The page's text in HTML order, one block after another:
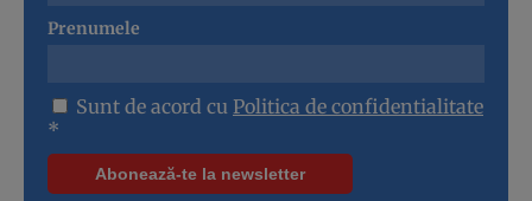
Prenumele
Sunt de acord cu Politica de confidentialitate
*